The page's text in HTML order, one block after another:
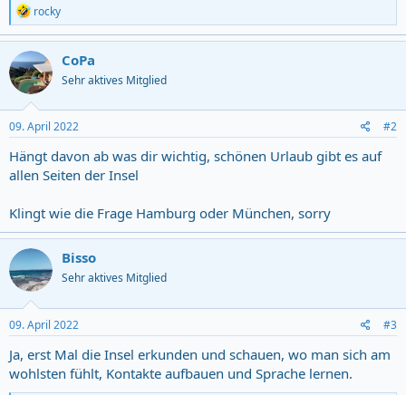
R
e
a
c
t
i
o
n
s
:
rocky
CoPa
Sehr aktives Mitglied
09. April 2022 #2
Hängt davon ab was dir wichtig, schönen Urlaub gibt es auf
allen Seiten der Insel
Klingt wie die Frage Hamburg oder München, sorry
Bisso
Sehr aktives Mitglied
09. April 2022 #3
Ja, erst Mal die Insel erkunden und schauen, wo man sich am
wohlsten fühlt, Kontakte aufbauen und Sprache lernen.